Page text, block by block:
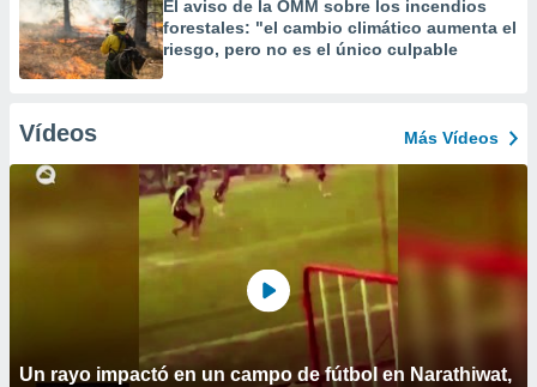
El aviso de la OMM sobre los incendios
forestales: "el cambio climático aumenta el
riesgo, pero no es el único culpable
Vídeos Más Vídeos
Un rayo impactó en un campo de fútbol en Narathiwat,